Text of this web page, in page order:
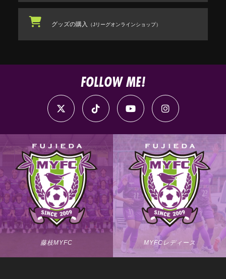
グッズの購入 （Jリーグオンラインショップ）
FOLLOW ME!
藤枝MYFC MYFCレディース